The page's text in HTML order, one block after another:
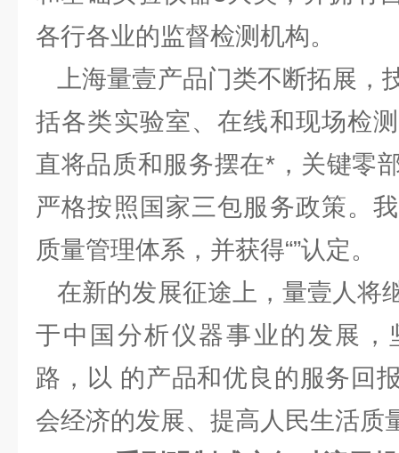
各行各业的监督检测机构。
上海量壹产品门类不断拓展，
括各类实验室、在线和现场检
直将品质和服务摆在*，关键零
严格按照国家三包服务政策。
质量管理体系，并获得“”认定。
在新的发展征途上，量壹人将
于中国分析仪器事业的发展，
路，以 的产品和优良的服务回
会经济的发展、提高人民生活质